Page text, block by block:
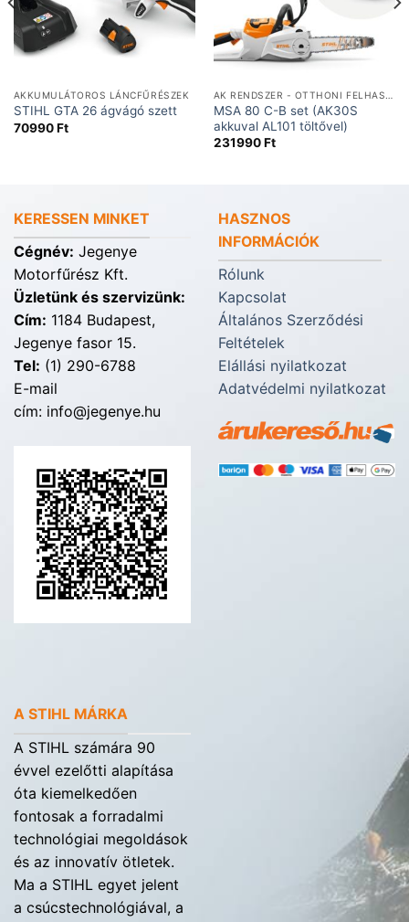
AKKUMULÁTOROS LÁNCFŰRÉSZEK
STIHL GTA 26 ágvágó szett
70990Ft
MSA 80 C-B set (AK30S
akkuval AL101 töltővel)
231990Ft
KERESSEN MINKET
Cégnév: Jegenye
Motorfűrész Kft.
Üzletünk és szervizünk:
Cím: 1184 Budapest,
Jegenye fasor 15.
Tel: (1) 290-6788
E-mail
cím: info@jegenye.hu
HASZNOS
INFORMÁCIÓK
Rólunk
Kapcsolat
Általános Szerződési
Feltételek
Elállási nyilatkozat
Adatvédelmi nyilatkozat
A STIHL MÁRKA
A STIHL számára 90
évvel ezelőtti alapítása
óta kiemelkedően
fontosak a forradalmi
technológiai megoldások
és az innovatív ötletek.
Ma a STIHL egyet jelent
a csúcstechnológiával, a